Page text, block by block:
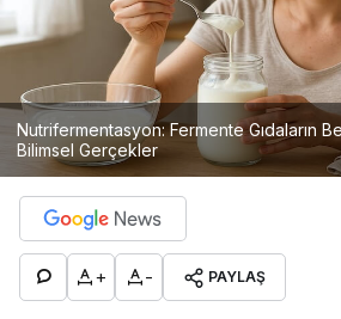
Nutrifermentasyon: Fermente Gıdaların
Bilimsel Gerçekler
+ - PAYLAŞ